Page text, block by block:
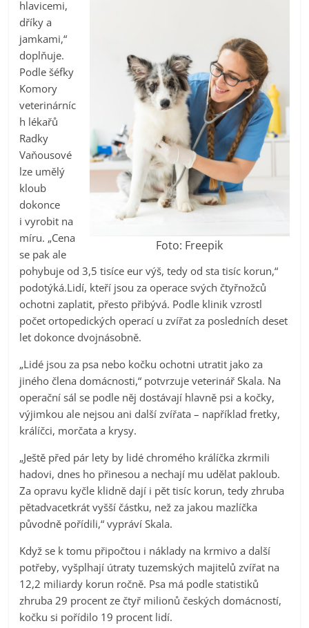
Foto: Freepik
hlavicemi,
dříky a
jamkami,“
doplňuje.
Podle šéfky
Komory
veterinárníc
h lékařů
Radky
Vaňousové
lze umělý
kloub
dokonce
i vyrobit na
míru. „Cena
se pak ale
pohybuje od 3,5 tisíce eur výš, tedy od sta tisíc korun,“
podotýká.Lidí, kteří jsou za operace svých čtyřnožců
ochotni zaplatit, přesto přibývá. Podle klinik vzrostl
počet ortopedických operací u zvířat za posledních deset
let dokonce dvojnásobně.
„Lidé jsou za psa nebo kočku ochotni utratit jako za
jiného člena domácnosti,“ potvrzuje veterinář Skala. Na
operační sál se podle něj dostávají hlavně psi a kočky,
výjimkou ale nejsou ani další zvířata – například fretky,
králíčci, morčata a krysy.
„Ještě před pár lety by lidé chromého králíčka zkrmili
hadovi, dnes ho přinesou a nechají mu udělat pakloub.
Za opravu kyčle klidně dají i pět tisíc korun, tedy zhruba
pětadvacetkrát vyšší částku, než za jakou mazlíčka
původně pořídili,“ vypráví Skala.
Když se k tomu připočtou i náklady na krmivo a další
potřeby, vyšplhají útraty tuzemských majitelů zvířat na
12,2 miliardy korun ročně. Psa má podle statistiků
zhruba 29 procent ze čtyř milionů českých domácností,
kočku si pořídilo 19 procent lidí.